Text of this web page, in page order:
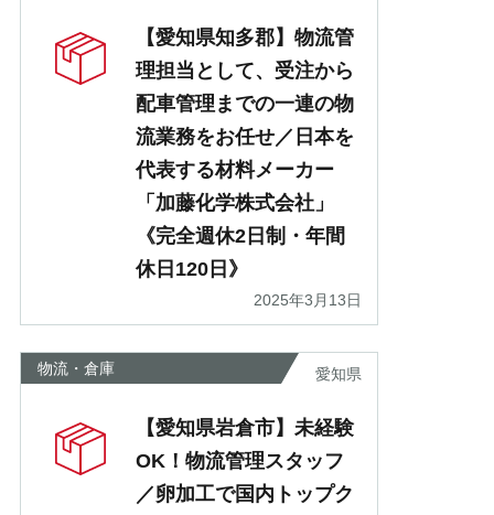
【愛知県知多郡】物流管
理担当として、受注から
配車管理までの一連の物
流業務をお任せ／日本を
代表する材料メーカー
「加藤化学株式会社」
《完全週休2日制・年間
休日120日》
2025年3月13日
物流・倉庫 愛知県
【愛知県岩倉市】未経験
OK！物流管理スタッフ
／卵加工で国内トップク